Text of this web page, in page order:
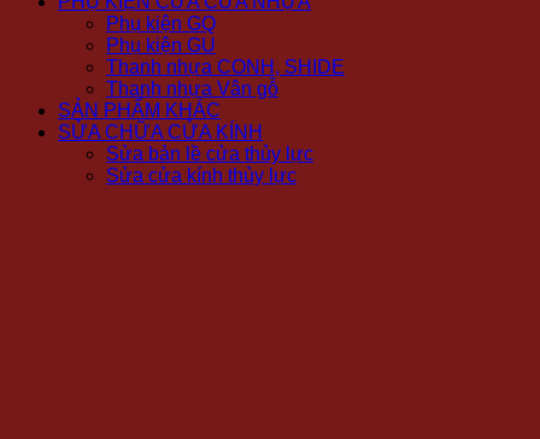
Phụ kiện GQ
Phụ kiện GU
Thanh nhựa CONH, SHIDE
Thanh nhựa Vân gỗ
SẢN PHẨM KHÁC
SỬA CHỮA CỬA KÍNH
Sửa bản lề cửa thủy lực
Sửa cửa kính thủy lực